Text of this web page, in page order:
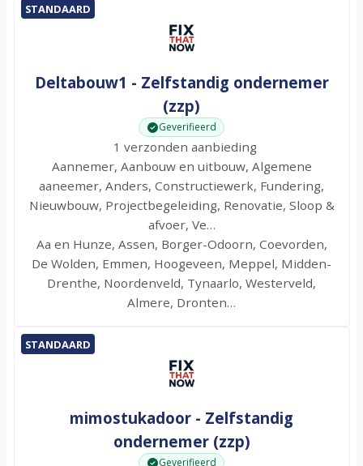
STANDAARD
Deltabouw1 - Zelfstandig ondernemer
(zzp)
Geverifieerd
1 verzonden aanbieding
Aannemer, Aanbouw en uitbouw, Algemene
aaneemer, Anders, Constructiewerk, Fundering,
Nieuwbouw, Projectbegeleiding, Renovatie, Sloop &
afvoer, Ve…
Aa en Hunze, Assen, Borger-Odoorn, Coevorden,
De Wolden, Emmen, Hoogeveen, Meppel, Midden-
Drenthe, Noordenveld, Tynaarlo, Westerveld,
Almere, Dronten…
STANDAARD
mimostukadoor - Zelfstandig
ondernemer (zzp)
Geverifieerd